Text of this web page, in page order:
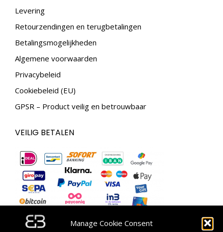
Manage Cookie Consent
windowwindow
Levering
Retourzendingen en terugbetalingen
Betalingsmogelijkheden
Algemene voorwaarden
Privacybeleid
Cookiebeleid (EU)
GPSR – Product veilig en betrouwbaar
VEILIG BETALEN